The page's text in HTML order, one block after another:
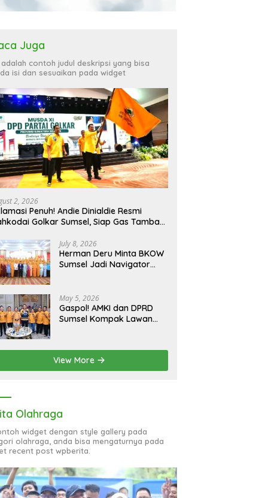
Juga
adalah contoh judul deskripsi yang bisa
isi dan sesuaikan pada widget
2, 2026
Penuh! Andie Dinialdie Resmi
Golkar Sumsel, Siap Gas Tambah
July 8, 2026
Herman Deru Minta BKOW
Sumsel Jadi Navigator
May 5, 2026
Gaspol! AMKI dan DPRD
Sumsel Kompak Lawan
View More
Olahraga
widget dengan style gallery pada
olahraga, anda bisa mengaturnya pada
recent post wpberita.